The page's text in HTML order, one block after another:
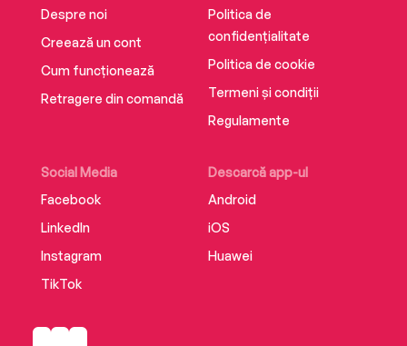
Despre noi
Creează un cont
Cum funcționează
Retragere din comandă
Social Media
Facebook
LinkedIn
Instagram
TikTok
Descarcă app-ul
Android
iOS
Huawei
Politica de
confidențialitate
Politica de cookie
Termeni și condiții
Regulamente